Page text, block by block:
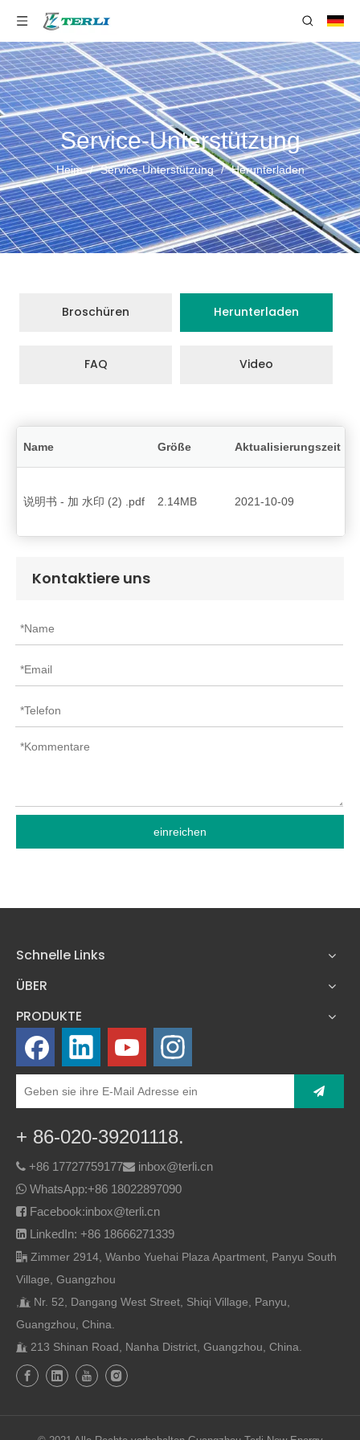
Service-Unterstützung
Heim / Service-Unterstützung / Herunterladen
Broschüren Herunterladen
FAQ Video
Name Größe Aktualisierungszeit
说明书 - 加 水印 (2) .pdf 2.14MB 2021-10-09
Kontaktiere uns
einreichen
Schnelle Links
ÜBER
PRODUKTE
+ 86-020-39201118.
 +86 17727759177 inbox@terli.cn
 WhatsApp:+86 18022897090
 Facebook:inbox@terli.cn
 LinkedIn: +86 18666271339
 Zimmer 2914, Wanbo Yuehai Plaza Apartment, Panyu South
Village, Guangzhou
 Nr. 52, Dangang West Street, Shiqi Village, Panyu,
Guangzhou, China.
 213 Shinan Road, Nanha District, Guangzhou, China.